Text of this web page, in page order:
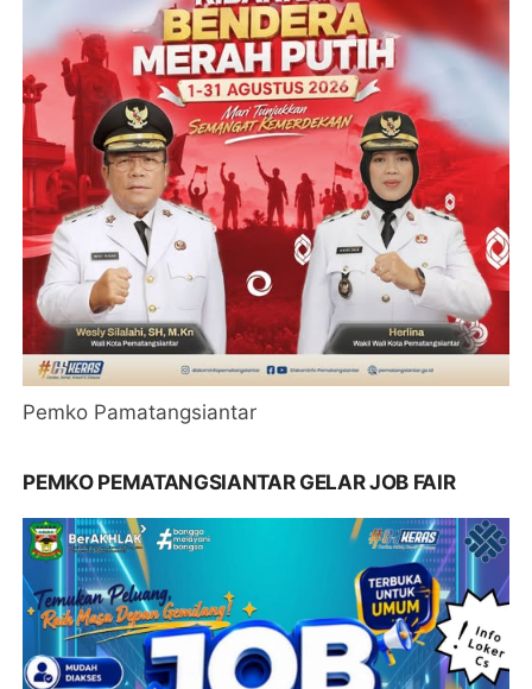
Pemko Pamatangsiantar
PEMKO PEMATANGSIANTAR GELAR JOB FAIR